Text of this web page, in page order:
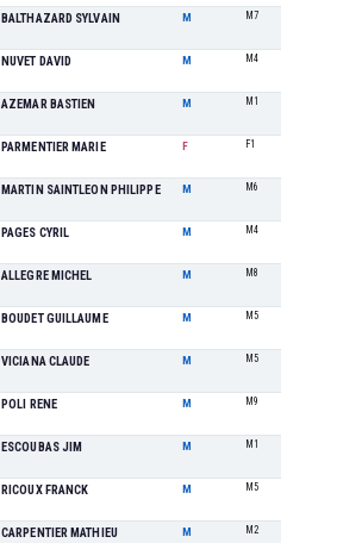
BALTHAZARD SYLVAIN M M7
NUVET DAVID M M4
AZEMAR BASTIEN M M1
PARMENTIER MARIE F F1
MARTIN SAINTLEON PHILIPPE M M6
PAGES CYRIL M M4
ALLEGRE MICHEL M M8
BOUDET GUILLAUME M M5
VICIANA CLAUDE M M5
POLI RENE M M9
ESCOUBAS JIM M M1
RICOUX FRANCK M M5
CARPENTIER MATHIEU M M2